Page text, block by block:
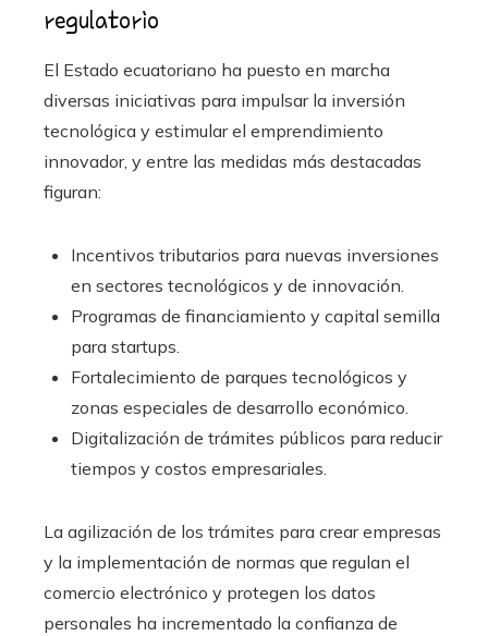
regulatorio
El Estado ecuatoriano ha puesto en marcha
diversas iniciativas para impulsar la inversión
tecnológica y estimular el emprendimiento
innovador, y entre las medidas más destacadas
figuran:
Incentivos tributarios para nuevas inversiones
en sectores tecnológicos y de innovación.
Programas de financiamiento y capital semilla
para startups.
Fortalecimiento de parques tecnológicos y
zonas especiales de desarrollo económico.
Digitalización de trámites públicos para reducir
tiempos y costos empresariales.
La agilización de los trámites para crear empresas
y la implementación de normas que regulan el
comercio electrónico y protegen los datos
personales ha incrementado la confianza de